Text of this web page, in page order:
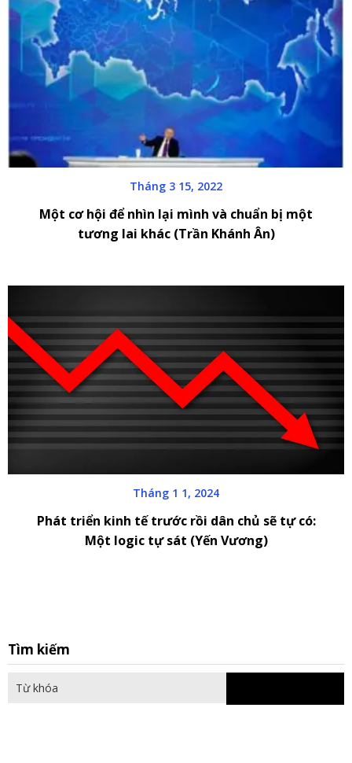
Tháng 3 15, 2022
Một cơ hội để nhìn lại mình và chuẩn bị một
tương lai khác (Trần Khánh Ân)
Tháng 1 1, 2024
Phát triển kinh tế trước rồi dân chủ sẽ tự có:
Một logic tự sát (Yến Vương)
Tìm kiếm